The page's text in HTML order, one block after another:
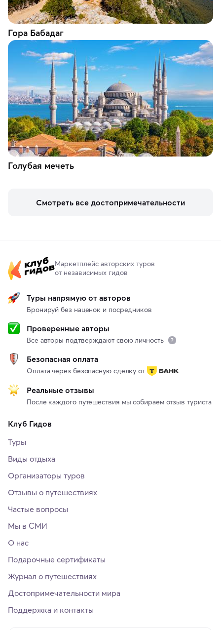
Гора Бабадаг
Голубая мечеть
Смотреть все достопримечательности
Маркетплейс авторских туров
от независимых гидов
Туры напрямую от авторов
Бронируй без наценок и посредников
Проверенные авторы
Все авторы подтверждают свою личность
Безопасная оплата
Оплата через безопасную сделку от
Реальные отзывы
После каждого путешествия мы собираем отзыв туриста
Клуб Гидов
Туры
Виды отдыха
Организаторы туров
Отзывы о путешествиях
Частые вопросы
Мы в СМИ
О нас
Подарочные сертификаты
Журнал о путешествиях
Достопримечательности мира
Поддержка и контакты